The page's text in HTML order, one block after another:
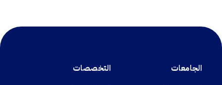
الجامعات التخصصات